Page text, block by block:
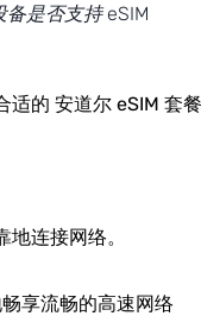
是否支持 eSIM
适的 安道尔 eSIM 套餐
连接网络。
享流畅的高速网络